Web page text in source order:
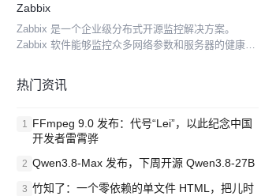
Linux/Unix平台之上，同时提供一个可选的基...
Zabbix
Zabbix 是一个企业级分布式开源监控解决方案。
Zabbix 软件能够监控众多网络参数和服务器的健康
为几乎任何事件配置基于邮件的告警。这样用户...
热门资讯
1 FFmpeg 9.0 发布：代号“Lei”，以此纪念中国
开发者雷霄骅
2 Qwen3.8-Max 发布，下周开源 Qwen3.8-27B
3 竹知了：一个零依赖的单文件 HTML，把儿时